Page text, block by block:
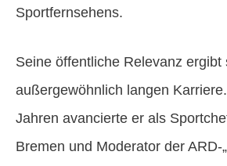
Sportfernsehens.
Seine öffentliche Relevanz ergibt
außergewöhnlich langen
Jahren avancierte er als
Bremen und Moderator der ARD-